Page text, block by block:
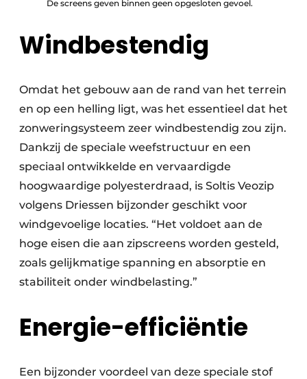
De screens geven binnen geen opgesloten gevoel.
Windbestendig
Omdat het gebouw aan de rand van het terrein
en op een helling ligt, was het essentieel dat het
zonweringsysteem zeer windbestendig zou zijn.
Dankzij de speciale weefstructuur en een
speciaal ontwikkelde en vervaardigde
hoogwaardige polyesterdraad, is Soltis Veozip
volgens Driessen bijzonder geschikt voor
windgevoelige locaties. “Het voldoet aan de
hoge eisen die aan zipscreens worden gesteld,
zoals gelijkmatige spanning en absorptie en
stabiliteit onder windbelasting.”
Energie-efficiëntie
Een bijzonder voordeel van deze speciale stof